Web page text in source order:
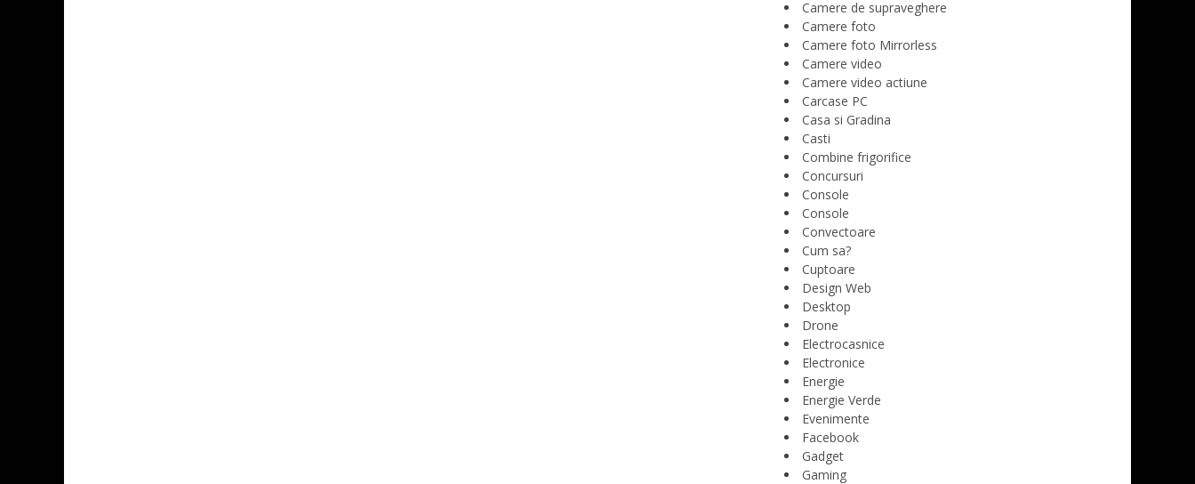
Camere de supraveghere
Camere foto
Camere foto Mirrorless
Camere video
Camere video actiune
Carcase PC
Casa si Gradina
Casti
Combine frigorifice
Concursuri
Console
Console
Convectoare
Cum sa?
Cuptoare
Design Web
Desktop
Drone
Electrocasnice
Electronice
Energie
Energie Verde
Evenimente
Facebook
Gadget
Gaming